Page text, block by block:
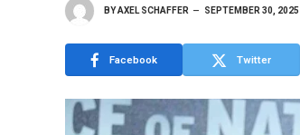
BYAXEL SCHAFFER SEPTEMBER 30, 2025
Facebook Twitter